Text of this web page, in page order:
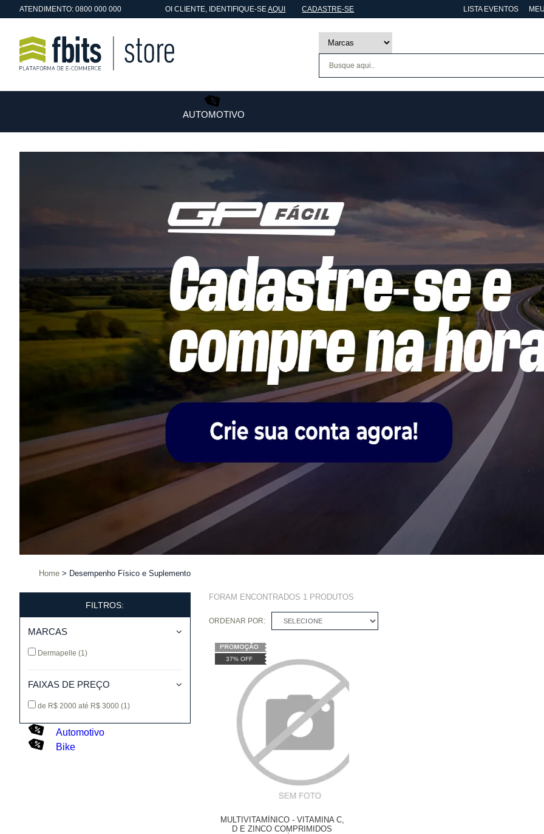
ATENDIMENTO: 0800 000 000 OICLIENTE, IDENTIFIQUE-SEAQUI CADASTRE-SE LISTA EVENTOS
AUTOMOTIVO
Home Desempenho Físico e Suplemento
FILTROS:
MARCAS
Dermapelle (1)
FAIXAS DE PREÇO
de R$ 2000 até R$ 3000 (1)
Automotivo
Bike
FORAM ENCONTRADOS 1PRODUTOS
ORDENAR POR: SELECIONE
37% OFF
MULTIVITAMÍNICO - VITAMINA C,
D E ZINCO COMPRIMIDOS